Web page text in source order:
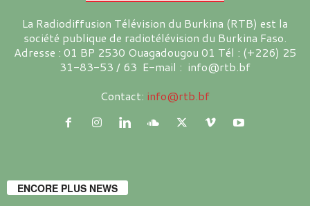
La Radiodiffusion Télévision du Burkina (RTB) est la
société publique de radiotélévision du Burkina Faso.
Adresse : 01 BP 2530 Ouagadougou 01 Tél : (+226) 25
31-83-53 / 63 E-mail : info@rtb.bf
Contact: info@rtb.bf
ENCORE PLUS NEWS